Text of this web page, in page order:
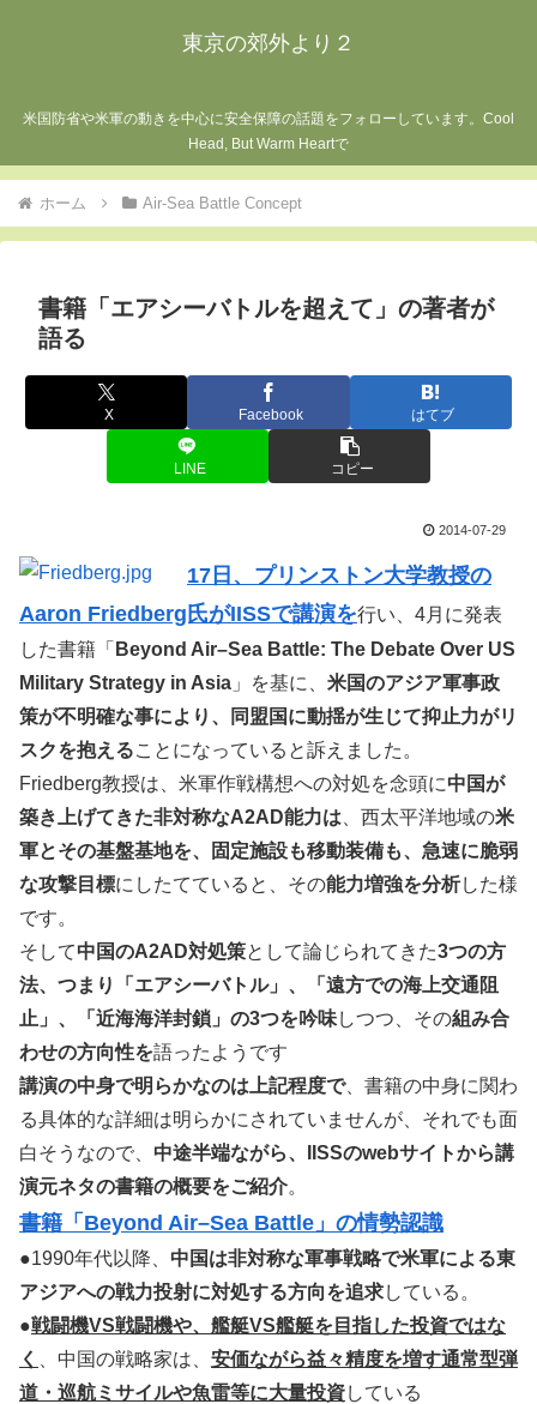
東京の郊外より２
米国防省や米軍の動きを中心に安全保障の話題をフォローしています。Cool
Head, But Warm Heartで
ホーム Air-Sea Battle Concept
書籍「エアシーバトルを超えて」の著者が
語る
X Facebook はてブ
LINE コピー
2014-07-29
17日、プリンストン大学教授の
Aaron Friedberg氏がIISSで講演を行い、4月に発表
した書籍「 Beyond Air–Sea Battle: The Debate Over US
Military Strategy in Asia 」を基に、 米国のアジア軍事政
策が不明確な事により、同盟国に動揺が生じて抑止力がリ
スクを抱えることになっていると訴えました。
Friedberg教授は、米軍作戦構想への対処を念頭に中国が
築き上げてきた非対称なA2AD能力は 、西太平洋地域の米
軍とその基盤基地を、固定施設も移動装備も、急速に脆弱
な攻撃目標にしたてていると、その能力増強を分析した様
です。
そして中国のA2AD対処策として論じられてきた3つの方
法、つまり「エアシーバトル」、「遠方での海上交通阻
止」、「近海海洋封鎖」の3つを吟味しつつ、その組み合
わせの方向性を語ったようです
講演の中身で明らかなのは上記程度で、書籍の中身に関わ
る具体的な詳細は明らかにされていませんが、それでも面
白そうなので、 中途半端ながら、IISSのwebサイトから講
演元ネタの書籍の概要をご紹介。
書籍「Beyond Air–Sea Battle」の情勢認識
●1990年代以降、 中国は非対称な軍事戦略で米軍による東
アジアへの戦力投射に対処する方向を追求している。
●戦闘機VS戦闘機や、艦艇VS艦艇を目指した投資ではな
く
、中国の戦略家は、 安価ながら益々精度を増す通常型弾
道・巡航ミサイルや魚雷等に大量投資している